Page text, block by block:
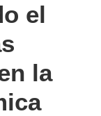
el
la